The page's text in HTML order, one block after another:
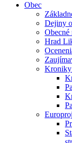
Obec
Dejiny
Hrad
Kroniky